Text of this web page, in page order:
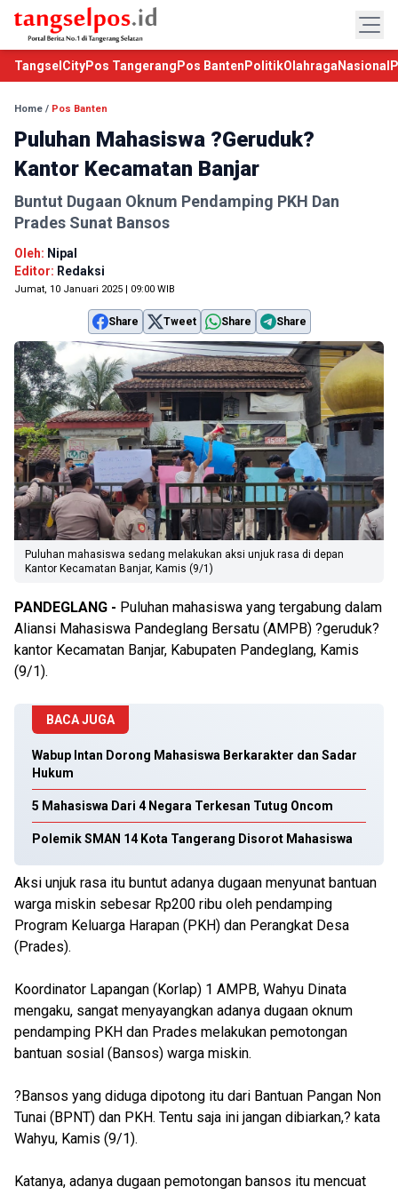
TangselCityPos Tangerang Pos Banten PolitikOlahraga Nasional
Home / Pos Banten
Puluhan Mahasiswa ?Geruduk?
Kantor Kecamatan Banjar
Buntut Dugaan Oknum Pendamping PKH Dan
Prades Sunat Bansos
Oleh: Nipal
Editor: Redaksi
Jumat, 10 Januari 2025 | 09:00 WIB
Share Tweet Share Share
Puluhan mahasiswa sedang melakukan aksi unjuk rasa di depan
Kantor Kecamatan Banjar, Kamis (9/1)
PANDEGLANG - Puluhan mahasiswa yang tergabung dalam
Aliansi Mahasiswa Pandeglang Bersatu (AMPB) ?geruduk?
kantor Kecamatan Banjar, Kabupaten Pandeglang, Kamis
(9/1).
BACA JUGA
Wabup Intan Dorong Mahasiswa Berkarakter dan Sadar
Hukum
5 Mahasiswa Dari 4 Negara Terkesan Tutug Oncom
Polemik SMAN 14 Kota Tangerang Disorot Mahasiswa
Aksi unjuk rasa itu buntut adanya dugaan menyunat bantuan
warga miskin sebesar Rp200 ribu oleh pendamping
Program Keluarga Harapan (PKH) dan Perangkat Desa
(Prades).
Koordinator Lapangan (Korlap) 1 AMPB, Wahyu Dinata
mengaku, sangat menyayangkan adanya dugaan oknum
pendamping PKH dan Prades melakukan pemotongan
bantuan sosial (Bansos) warga miskin.
?Bansos yang diduga dipotong itu dari Bantuan Pangan Non
Tunai (BPNT) dan PKH. Tentu saja ini jangan dibiarkan,? kata
Wahyu, Kamis (9/1).
Katanya, adanya dugaan pemotongan bansos itu mencuat